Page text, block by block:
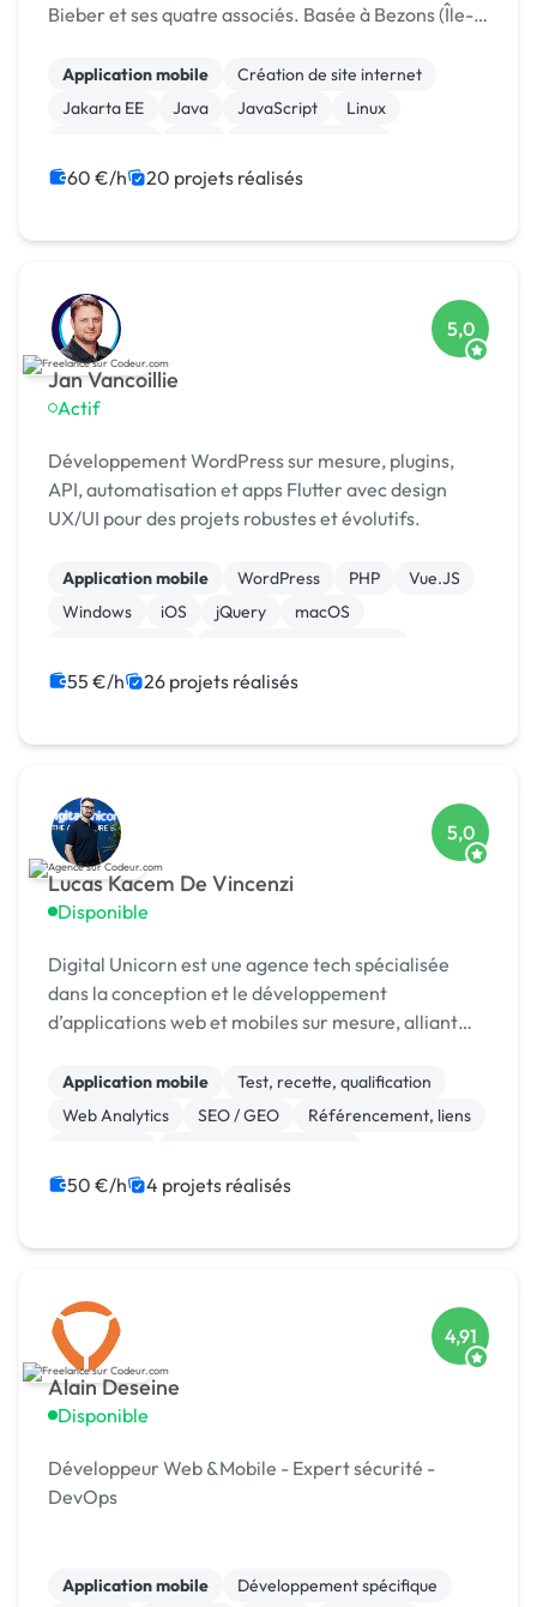
Bieber et ses quatre associés. Basée à Bezons (Île-
ans les entrepr
Application mobile
Création de site internet
Jakarta EE
Java JavaScript
Linux
Modules et composants
60 €/h 20 projets réalisés
Jan Vancoillie
Actif
5,0
Développement WordPress sur mesure, plugins,
API, automatisation et apps Flutter avec design
UX/UI pour des projets robustes et évolutifs.
Application mobile WordPress PHP
Vue.JS
Windows
iOS jQuery
macOS
55 €/h 26 projets réalisés
Lucas Kacem De Vincenzi
Disponible
5,0
Digital Unicorn est une agence tech spécialisée
dans la conception et le développement
d’applications web et mobiles sur mesure, alliant
Application mobile
Test, recette, qualification
Web Analytics
SEO / GEO
Référencement, liens
CSS, HTML, XML
CMS Site E-commerce
50 €/h 4 projets réalisés
Alain Deseine
Disponible
4,91
Développeur Web &Mobile - Expert sécurité -
DevOps
Application mobile
Développement spécifique